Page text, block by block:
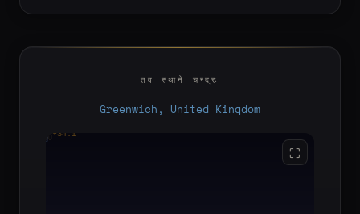
तव स्थाने चन्द्रः
Greenwich, United Kingdom
ESW
YOU +34.1°
⛶